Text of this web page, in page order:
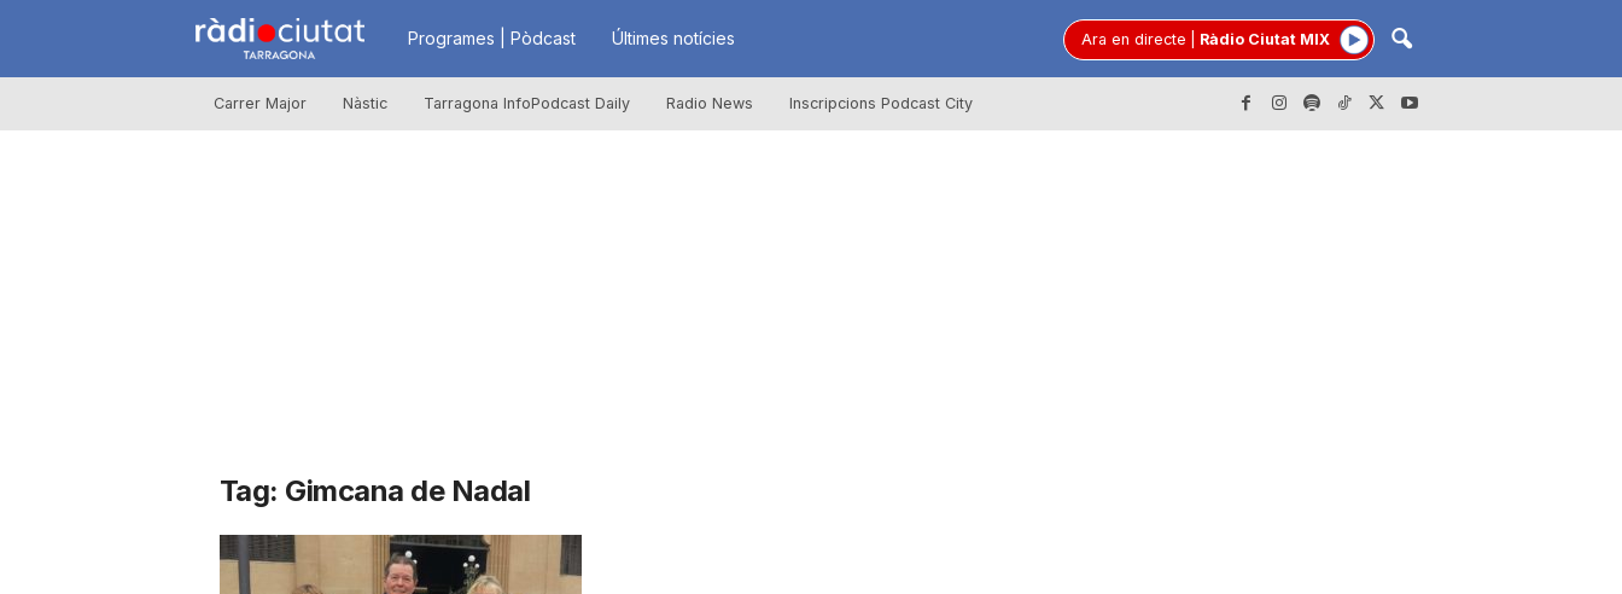
R
à
i
Programes | Pòdcast Últimes notícies Ara en directe Ràdio Ciutat MIX
Carrer Major Nàstic Tarragona InfoPodcast Daily Radio News Inscripcions Podcast City
Tag: Gimcana de Nadal